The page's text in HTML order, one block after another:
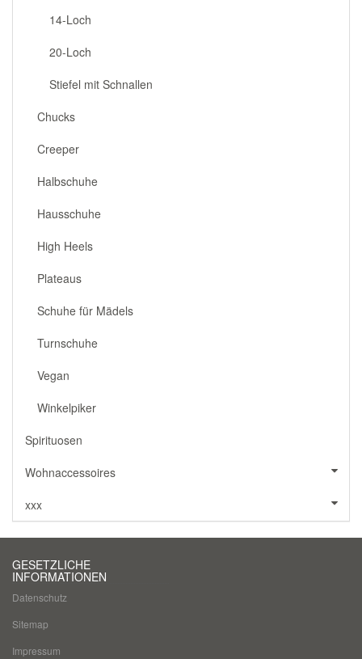
14-Loch
20-Loch
Stiefel mit Schnallen
Chucks
Creeper
Halbschuhe
Hausschuhe
High Heels
Plateaus
Schuhe für Mädels
Turnschuhe
Vegan
Winkelpiker
Spirituosen
Wohnaccessoires
xxx
GESETZLICHE
INFORMATIONEN
Datenschutz
Sitemap
Impressum